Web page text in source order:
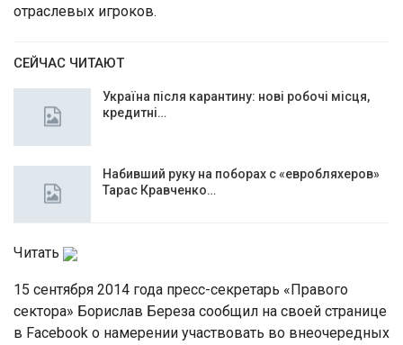
отраслевых игроков.
СЕЙЧАС ЧИТАЮТ
Україна після карантину: нові робочі місця,
кредитні…
Набивший руку на поборах с «евробляхеров»
Тарас Кравченко…
Читать
15 сентября 2014 года пресс-секретарь «Правого
сектора» Борислав Береза сообщил на своей странице
в Facebook о намерении участвовать во внеочередных